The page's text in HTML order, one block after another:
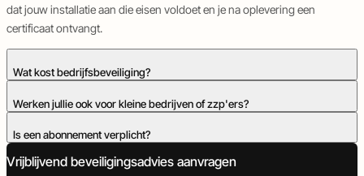
dat jouw installatie aan die eisen voldoet en je na oplevering een
certificaat ontvangt.
Wat kost bedrijfsbeveiliging?
De kosten hangen af van de grootte van je pand, het aantal toegangen
en de gewenste functies. Een volledig bedrijfsalarmsysteem inclusief
installatie en meldkamerkoppeling ligt gemiddeld tussen de €2.000 en
€5.000. We maken altijd een offerte op maat na een locatiebezoek.
Werken jullie ook voor kleine bedrijven of zzp'ers?
Ja, we installeren voor uiteenlopende bedrijven, van kleine kantoren tot
grote bedrijfspanden op bedrijventerreinen. De installatie wordt altijd
afgestemd op jouw situatie en budget.
Is een abonnement verplicht?
Nee. Je betaalt voor de installatie. Service en onderhoud regelen we op
Vrijblijvend beveiligingsadvies aanvragen